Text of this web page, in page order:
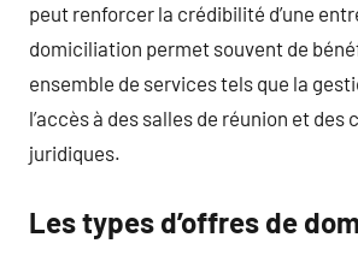
peut renforcer la crédibilité d’une
domiciliation permet souvent de
ensemble de services tels que la
l’accès à des salles de réunion et des
juridiques.
Les types d’offres de